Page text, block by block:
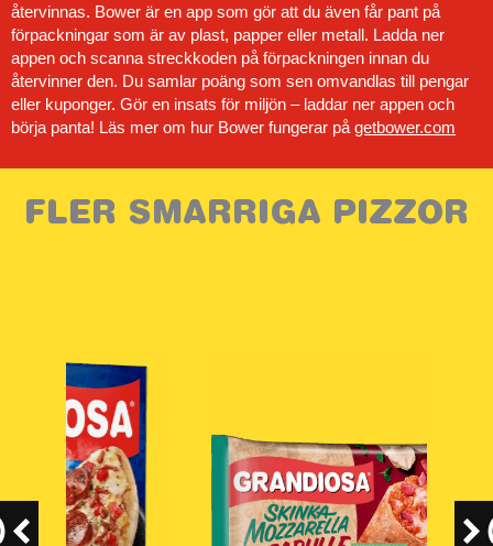
återvinnas. Bower är en app som gör att du även får pant på
förpackningar som är av plast, papper eller metall. Ladda ner
appen och scanna streckkoden på förpackningen innan du
återvinner den. Du samlar poäng som sen omvandlas till pengar
eller kuponger. Gör en insats för miljön – laddar ner appen och
börja panta! Läs mer om hur Bower fungerar pågetbower.com
FLER SMARRIGA PIZZOR